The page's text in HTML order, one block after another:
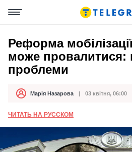
Реформа
може провалитися:
проблеми
АвторМарія Назарова
Дата публікації 03 квітня, 06:00
ЧИТАТЬ НА РУССКОМ